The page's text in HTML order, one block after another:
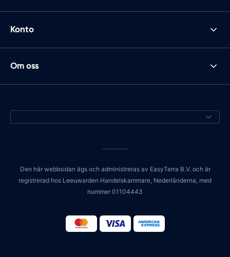
Konto
Om oss
Den här webbsidan ägs och administreras av EasyTerra B.V. och är
registrerad hos Leeuwarden Handelskammare, Nederländerna, med
nummer 01104443